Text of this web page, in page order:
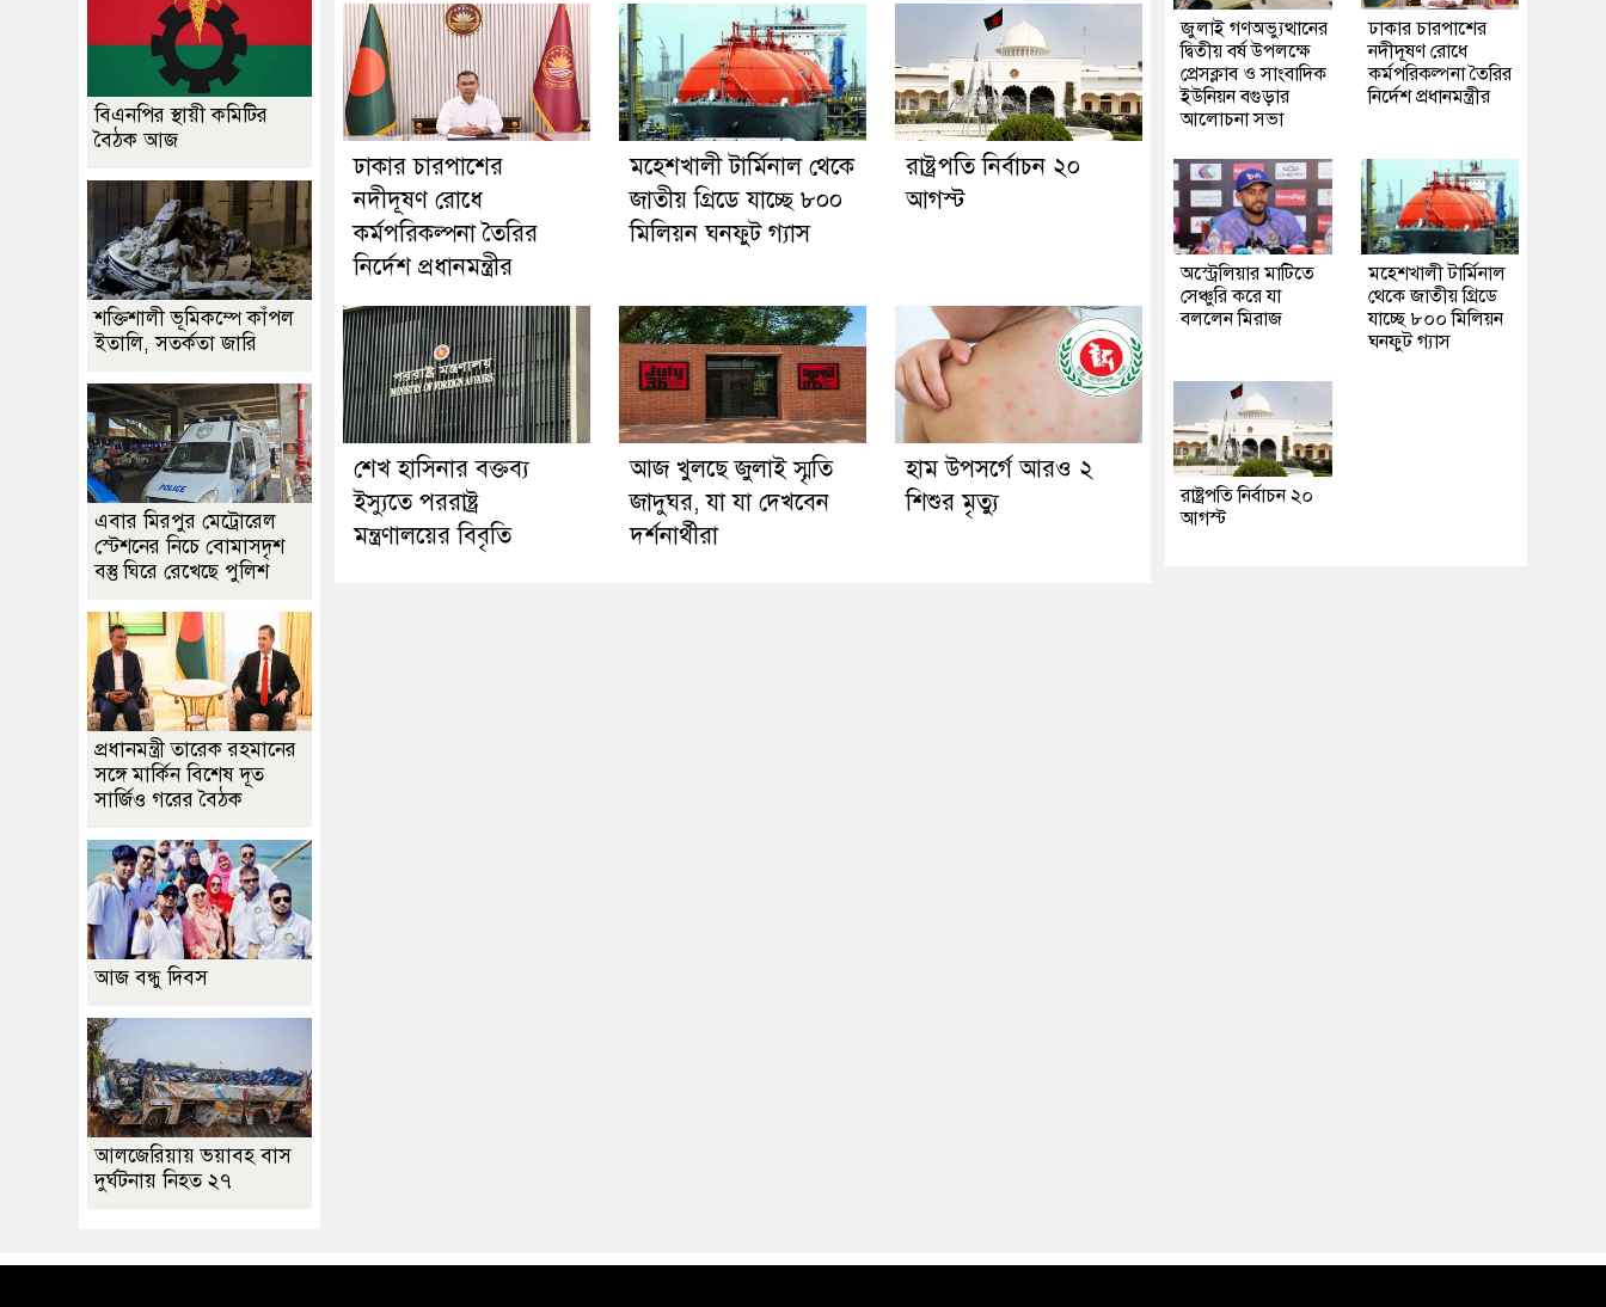
ঢাকার চারপাশের
নদীদূষণ রোধে
কর্মপরিকল্পনা তৈরির
নির্দেশ প্রধানমন্ত্রীর
মহেশখালী টার্মিনাল থেকে
জাতীয় গ্রিডে যাচ্ছে ৮০০
মিলিয়ন ঘনফুট গ্যাস
রাষ্ট্রপতি নির্বাচন ২০
আগস্ট
শেখ হাসিনার বক্তব্য
ইস্যুতে পররাষ্ট্র
মন্ত্রণালয়ের বিবৃতি
আজ খুলছে জুলাই স্মৃতি
জাদুঘর, যা যা দেখবেন
দর্শনার্থীরা
হাম উপসর্গে আরও ২
শিশুর মৃত্যু
বিএনপির স্থায়ী কমিটির
বৈঠক আজ
শক্তিশালী ভূমিকম্পে কাঁপল
ইতালি, সতর্কতা জারি
এবার মিরপুর মেট্রোরেল
স্টেশনের নিচে বোমাসদৃশ
বস্তু ঘিরে রেখেছে পুলিশ
প্রধানমন্ত্রী তারেক রহমানের
সঙ্গে মার্কিন বিশেষ দূত
সার্জিও গরের বৈঠক
আজ বন্ধু দিবস
আলজেরিয়ায় ভয়াবহ বাস
দুর্ঘটনায় নিহত ২৭
জুলাই গণঅভ্যুত্থানের
দ্বিতীয় বর্ষ উপলক্ষে
প্রেসক্লাব ও সাংবাদিক
ইউনিয়ন বগুড়ার
আলোচনা সভা
ঢাকার চারপাশের
নদীদূষণ রোধে
কর্মপরিকল্পনা তৈরির
নির্দেশ প্রধানমন্ত্রীর
অস্ট্রেলিয়ার মাটিতে
সেঞ্চুরি করে যা
বললেন মিরাজ
মহেশখালী টার্মিনাল
থেকে জাতীয় গ্রিডে
যাচ্ছে ৮০০ মিলিয়ন
ঘনফুট গ্যাস
রাষ্ট্রপতি নির্বাচন ২০
আগস্ট